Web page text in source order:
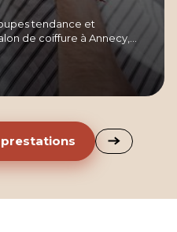
tendance et
de coiffure à Annecy,
adaptés à vos besoins.